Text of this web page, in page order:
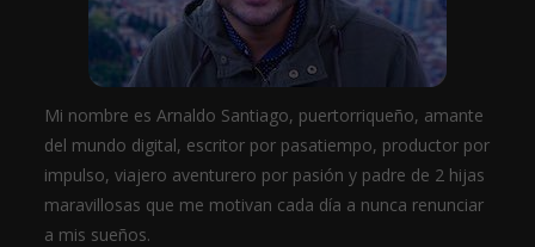
Mi nombre es Arnaldo Santiago, puertorriqueño, amante
del mundo digital, escritor por pasatiempo, productor por
impulso, viajero aventurero por pasión y padre de 2 hijas
maravillosas que me motivan cada día a nunca renunciar
a mis sueños.